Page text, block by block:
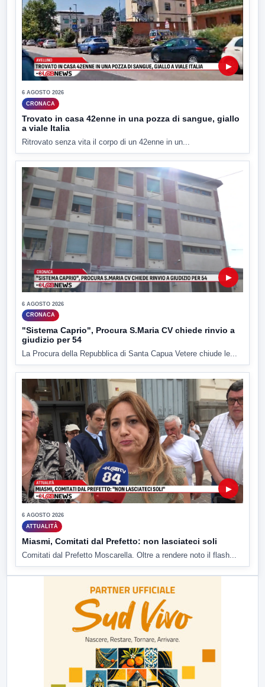
▶
6 AGOSTO 2026
CRONACA
Trovato in casa 42enne in una pozza di sangue, giallo
a viale Italia
Ritrovato senza vita il corpo di un 42enne in un...
▶
6 AGOSTO 2026
CRONACA
"Sistema Caprio", Procura S.Maria CV chiede rinvio a
giudizio per 54
La Procura della Repubblica di Santa Capua Vetere chiude le...
▶
6 AGOSTO 2026
ATTUALITÀ
Miasmi, Comitati dal Prefetto: non lasciateci soli
Comitati dal Prefetto Moscarella. Oltre a rendere noto il flash...